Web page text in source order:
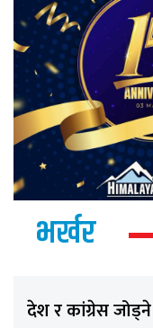
भर्खर
देश र कांग्रेस